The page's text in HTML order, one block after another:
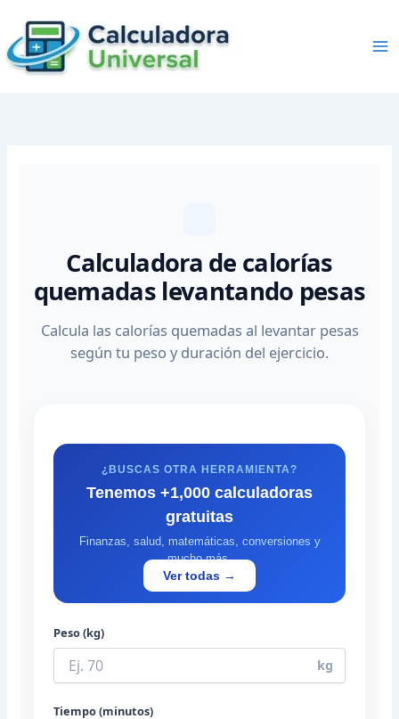
content
Calculadora de calorías
quemadas levantando pesas
Calcula las calorías quemadas al levantar pesas
según tu peso y duración del ejercicio.
¿BUSCAS OTRA HERRAMIENTA?
Tenemos +1,000 calculadoras
gratuitas
Finanzas, salud, matemáticas, conversiones y
mucho más.
Ver todas →
Peso (kg)
kg
Tiempo (minutos)